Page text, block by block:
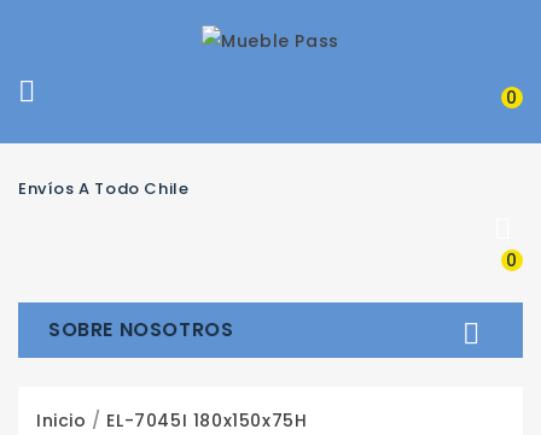
 0
Envíos A Todo Chile
0
SOBRE NOSOTROS 
Inicio EL-7045I 180x150x75H